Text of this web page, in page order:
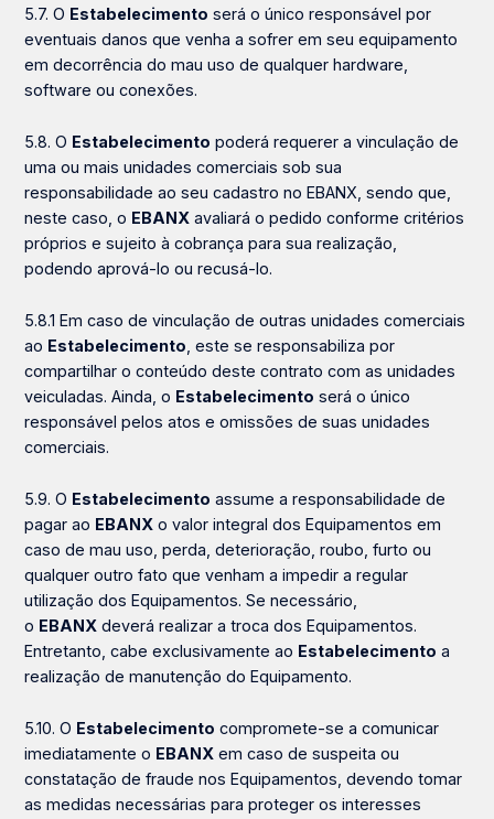
5.7. O Estabelecimento será o único responsável por
eventuais danos que venha a sofrer em seu equipamento
em decorrência do mau uso de qualquer hardware,
software ou conexões.
5.8. O Estabelecimento poderá requerer a vinculação de
uma ou mais unidades comerciais sob sua
responsabilidade ao seu cadastro no EBANX, sendo que,
neste caso, o EBANX avaliará o pedido conforme critérios
próprios e sujeito à cobrança para sua realização,
podendo aprová-lo ou recusá-lo.
5.8.1 Em caso de vinculação de outras unidades comerciais
ao Estabelecimento , este se responsabiliza por
compartilhar o conteúdo deste contrato com as unidades
veiculadas. Ainda, o Estabelecimento será o único
responsável pelos atos e omissões de suas unidades
comerciais.
5.9. O Estabelecimento assume a responsabilidade de
pagar ao EBANX o valor integral dos Equipamentos em
caso de mau uso, perda, deterioração, roubo, furto ou
qualquer outro fato que venham a impedir a regular
utilização dos Equipamentos. Se necessário,
o EBANX deverá realizar a troca dos Equipamentos.
Entretanto, cabe exclusivamente ao Estabelecimento a
realização de manutenção do Equipamento.
5.10. O Estabelecimento compromete-se a comunicar
imediatamente o EBANX em caso de suspeita ou
constatação de fraude nos Equipamentos, devendo tomar
as medidas necessárias para proteger os interesses